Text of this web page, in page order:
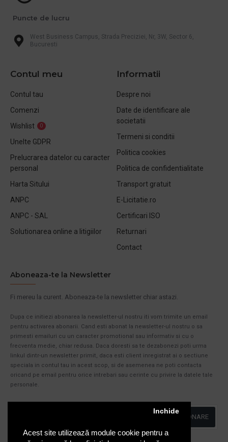
Acest site utilizează module cookie pentru a
Inchide
Puncte de lucru
West Business Campus, Strada Preciziei, Nr, 3W, Sector 6,
Bucuresti
Contul meu
Contul tau
Comenzi
Wishlist
0
Unelte GDPR
Prelucrarea datelor cu caracter
personal
Harta Sitului
ANPC
ANPC - SAL
Solutionarea online a litigiilor
Informatii
Despre noi
Date de identificare ale
societatii
Termeni si conditii
Politica cookies
Politica de confidentialitate
Transport gratuit
E-Licitatie.ro
Certificari ISO
Returnari
Contact
Aboneaza-te la Newsletter
Fi mereu la curent. Aboneaza-te la newsletter chiar astazi.
Dupa ce initiezi abonarea la newsletter-ul nostru iti vom trimite un email
pentru activarea abonarii. Cand esti abonat la newsletter-ul nostru o sa
primesti emailuri cu un caracter promotional sau informativ si cu o
frecventa medie, chiar redusa. Daca doresti sa te dezabonezi poti urma
linkul dintr-un newsletter primit, daca esti client inregistrat ai o sectiune
speciala in contul tau in acest scop, si de asemenea ne poti contacta
oricand pe email pentru orice intrebari sau cerinte cu privire la datele tale
personale.
ABONARE